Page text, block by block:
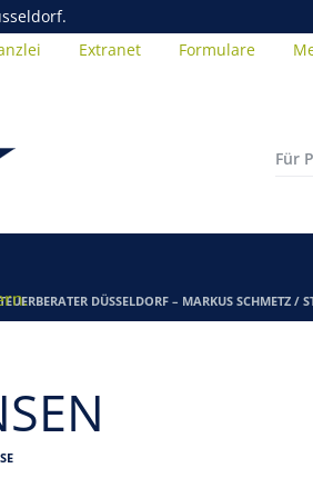
Extranet Formulare
Für
DÜSSELDORF – MARKUS SCHMETZ/